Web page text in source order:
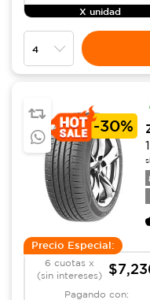
X unidad
-30%
Precio Especial:
6 cuotas x
(sin intereses)
Pagando con: